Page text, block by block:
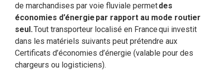
de marchandises par voie fluviale permetdes
économies d’énergie par rapport au mode routier
seul.Tout transporteur localisé en France qui investit
dans les matériels suivants peut prétendre aux
Certificats d’économies d’énergie (valable pour des
chargeurs ou logisticiens).